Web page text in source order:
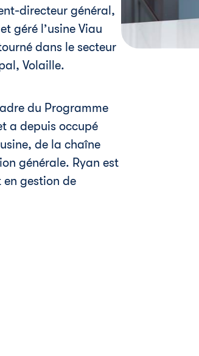
directeur général,
géré l’usine Viau
dans le secteur
Volaille.
du Programme
a depuis occupé
de la chaîne
générale. Ryan est
gestion de